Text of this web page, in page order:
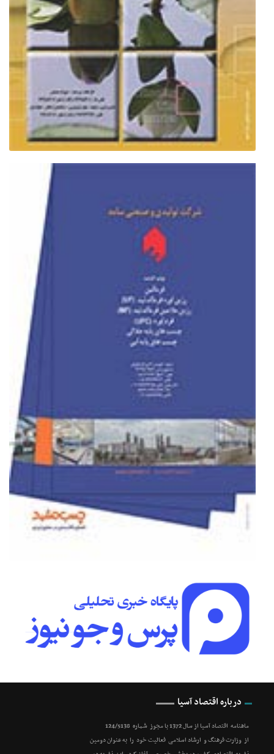
درباره اقتصاد آسیا
ماهنامه اقتصاد آسیا از سال 1372 با مجوز شماره 124/5138
از وزارت فرهنگ و ارشاد اسلامی فعالیت خود را به عنوان دومین